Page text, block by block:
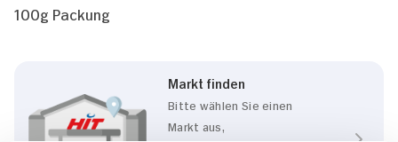
100g Packung
Markt finden
Bitte wählen Sie einen
Markt aus,